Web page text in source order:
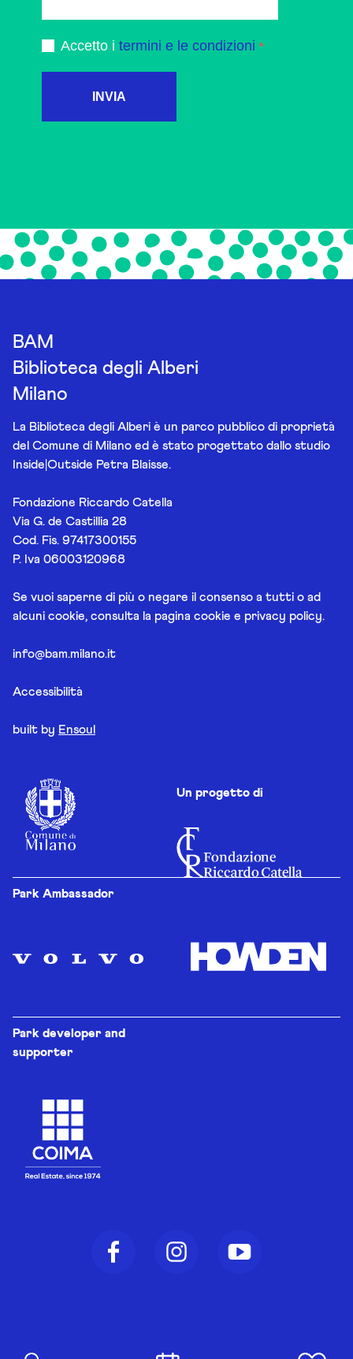
Accetto i termini e le condizioni
INVIA
BAM
Biblioteca degli Alberi
Milano
La Biblioteca degli Alberi è un parco pubblico di proprietà
del Comune di Milano ed è stato progettato dallo studio
Inside|Outside Petra Blaisse.
Fondazione Riccardo Catella
Via G. de Castillia 28
Cod. Fis. 97417300155
P. Iva 06003120968
Se vuoi saperne di più o negare il consenso a tutti o ad
alcuni cookie, consulta la pagina cookie e privacy policy.
info@bam.milano.it
Accessibilità
built by Ensoul
Un progetto di
Park Ambassador
Park developer and
supporter